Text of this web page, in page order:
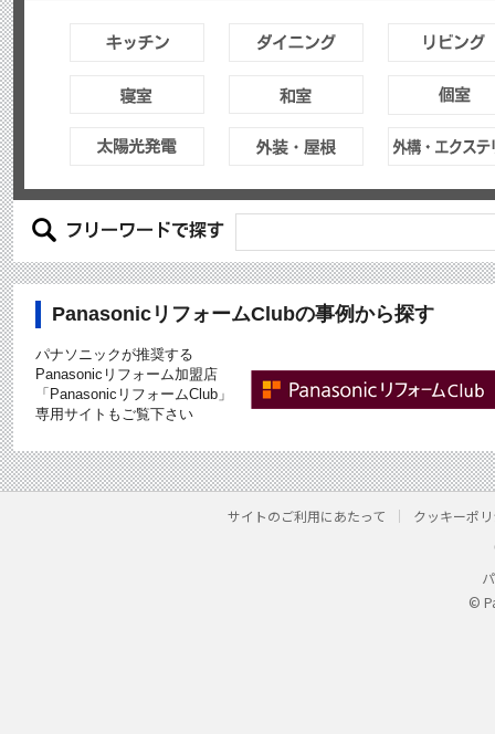
PanasonicリフォームClubの事例から探す
パナソニックが推奨する
Panasonicリフォーム加盟店
「PanasonicリフォームClub」
専用サイトもご覧下さい
サイトのご利用にあたって クッキーポ
©